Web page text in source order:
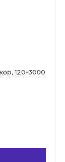
120-3000